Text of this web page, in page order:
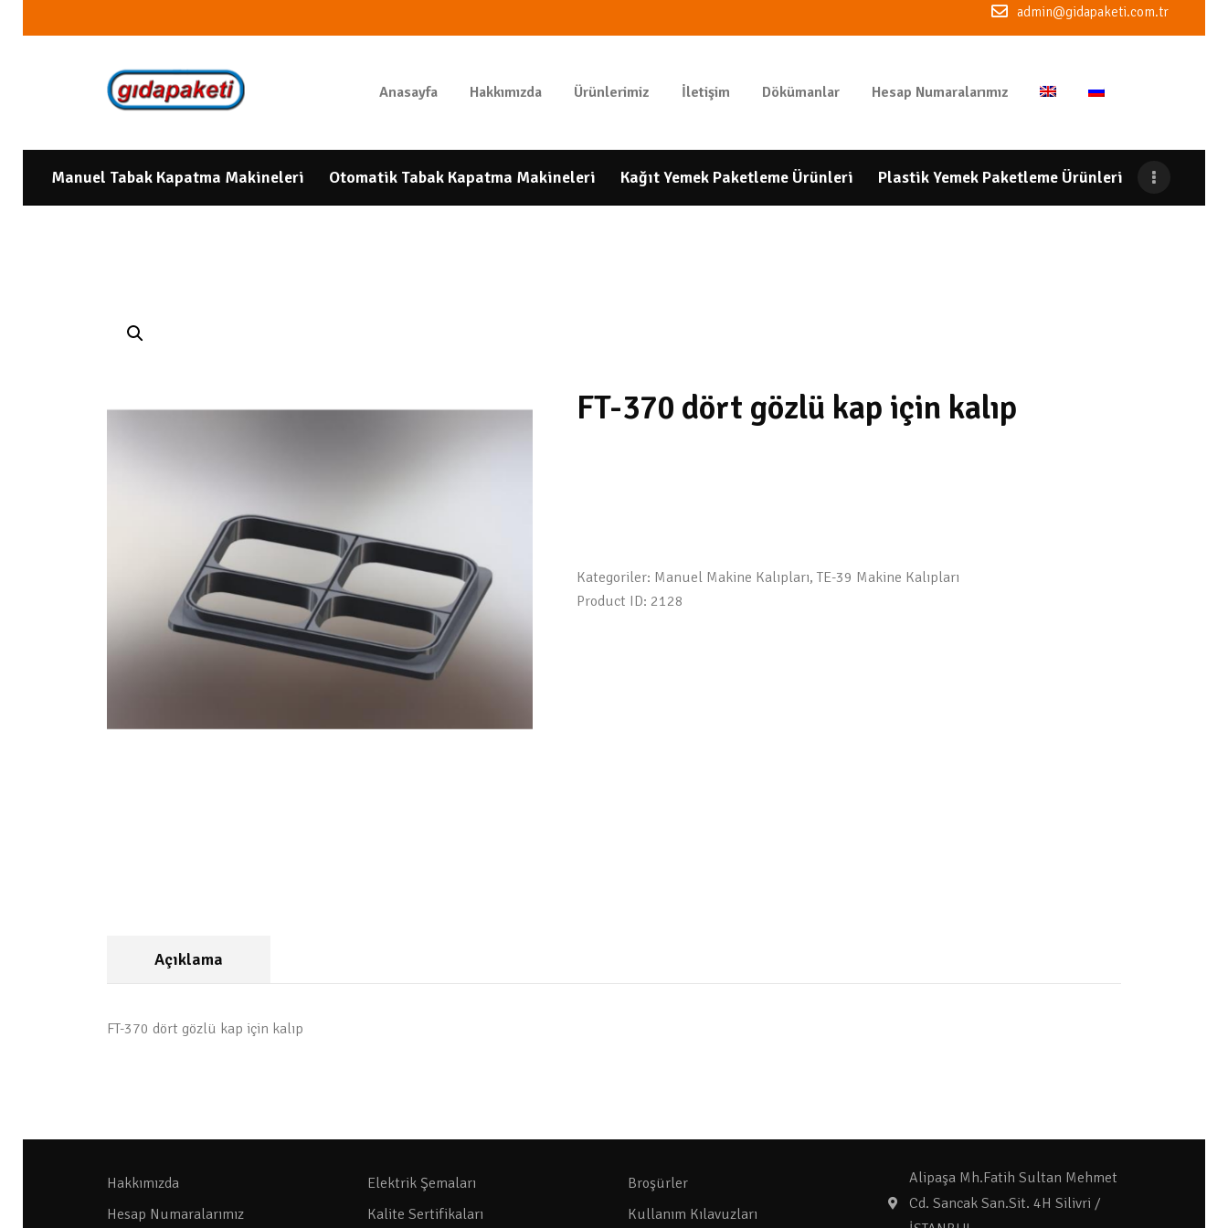
admin@gidapaketi.com.tr
Anasayfa Hakkımızda Ürünlerimiz İletişim Dökümanlar Hesap Numaralarımız
Manuel Tabak Kapatma Makineleri Otomatik Tabak Kapatma Makineleri Kağıt Yemek Paketleme Ürünleri Plastik Yemek Paketleme Ürünleri
GIDAPAKETI
ANASAYFA
HAKKIMIZDA
İLETIŞIM
FT-370 dört gözlü kap için kalıp
Kategoriler: Manuel Makine Kalıpları,TE-39 Makine Kalıpları
Product ID: 2128
Açıklama
FT-370 dört gözlü kap için kalıp
Hakkımızda
Hesap Numaralarımız
Elektrik Şemaları
Kalite Sertifikaları
Broşürler
Kullanım Kılavuzları
Alipaşa Mh.Fatih Sultan Mehmet
Cd. Sancak San.Sit. 4H Silivri /